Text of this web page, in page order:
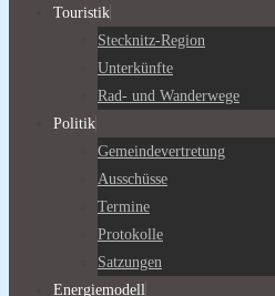
Touristik
Stecknitz-Region
Unterkünfte
Rad- und Wanderwege
Politik
Gemeindevertretung
Ausschüsse
Termine
Protokolle
Satzungen
Energiemodell